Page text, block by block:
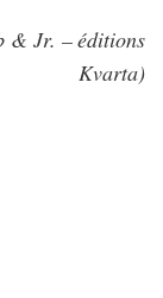
& Jr. – éditions
Kvarta)